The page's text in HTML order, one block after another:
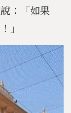
：「如果
」